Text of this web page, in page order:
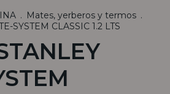
. Mates, yerberos y termos .
SYSTEM CLASSIC 1.2 LTS